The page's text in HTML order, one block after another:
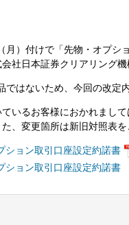
月）付けで「先物・オプシ
社日本証券クリアリング
ではないため、今回の改定
いるお客様におかれまし
、変更箇所は新旧対照表
ション取引口座設定約諾書
ション取引口座設定約諾書